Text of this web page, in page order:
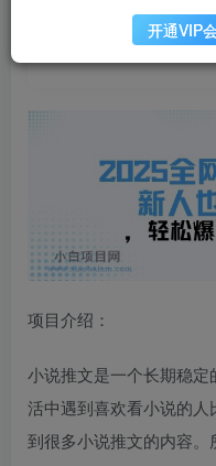
年VIP免费
项目介绍：
小说推文是一个长期稳
活中遇到喜欢看小说的
到很多小说推文的内容。
开通VIP